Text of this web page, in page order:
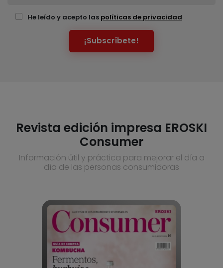
He leído y acepto las políticas de privacidad
¡Subscríbete!
Revista edición impresa EROSKI
Consumer
Información útil y práctica para mejorar el día a
día de las personas consumidoras